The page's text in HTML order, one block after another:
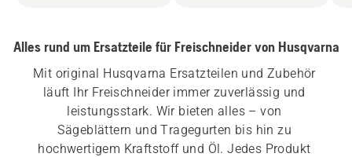
Alles rund um Ersatzteile für Freischneider von Husqvarna
Mit original Husqvarna Ersatzteilen und Zubehör
läuft Ihr Freischneider immer zuverlässig und
leistungsstark. Wir bieten alles – von
Sägeblättern und Tragegurten bis hin zu
hochwertigem Kraftstoff und Öl. Jedes Produkt